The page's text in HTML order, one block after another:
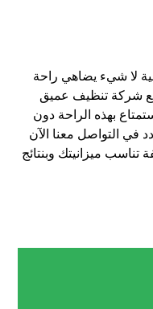
لا شيء يضاهي راحة
شركة تنظيف عميق
بهذه الراحة دون
في التواصل معنا الآن
تناسب ميزانيتك وبنتائج